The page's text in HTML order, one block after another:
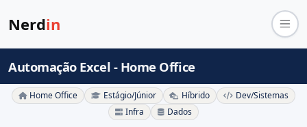
Nerdin
Automação Excel - Home Office
Home Office Estágio/Júnior Híbrido
Dev/Sistemas
Infra
Dados